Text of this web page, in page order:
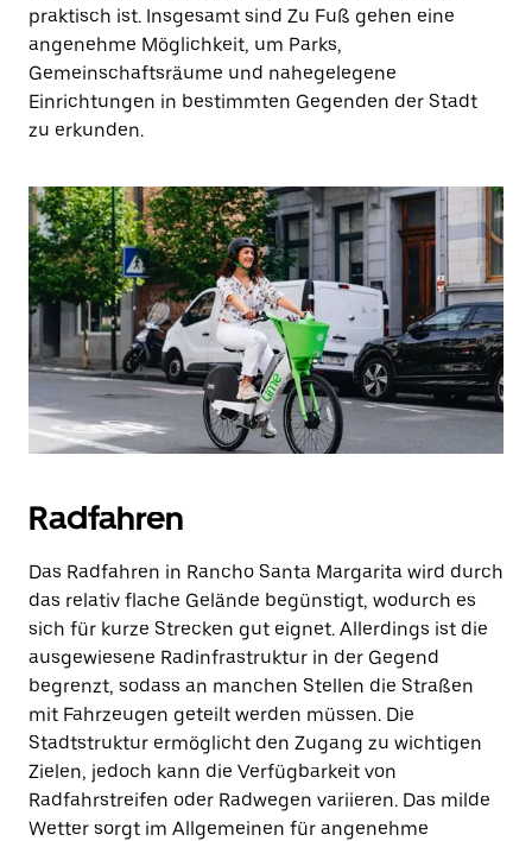
praktisch ist. Insgesamt sind Zu Fuß gehen eine
angenehme Möglichkeit, um Parks,
Gemeinschaftsräume und nahegelegene
Einrichtungen in bestimmten Gegenden der Stadt
zu erkunden.
Radfahren
Das Radfahren in Rancho Santa Margarita wird durch
das relativ flache Gelände begünstigt, wodurch es
sich für kurze Strecken gut eignet. Allerdings ist die
ausgewiesene Radinfrastruktur in der Gegend
begrenzt, sodass an manchen Stellen die Straßen
mit Fahrzeugen geteilt werden müssen. Die
Stadtstruktur ermöglicht den Zugang zu wichtigen
Zielen, jedoch kann die Verfügbarkeit von
Radfahrstreifen oder Radwegen variieren. Das milde
Wetter sorgt im Allgemeinen für angenehme